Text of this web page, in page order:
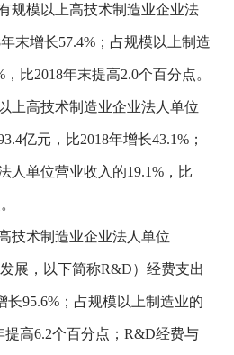
规模以上高技术制造业企业法
年末增长57.4% ；占规模以上制造
，比2018年末提高2.0个百分点。
上高技术制造业企业法人单位
亿元，比2018年增长43.1% ；
人单位营业收入的19.1% ，比
技术制造业企业法人单位
展，以下简称R&D）经费支出
长95.6% ；占规模以上制造业的
提高6.2个百分点； R&D经费与